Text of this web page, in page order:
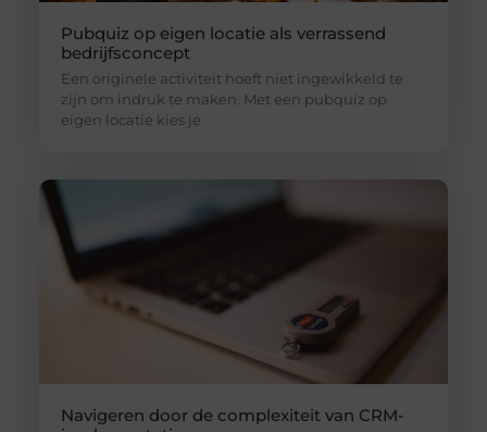
Pubquiz op eigen locatie als verrassend
bedrijfsconcept
Een originele activiteit hoeft niet ingewikkeld te
zijn om indruk te maken. Met een pubquiz op
eigen locatie kies je
Navigeren door de complexiteit van CRM-